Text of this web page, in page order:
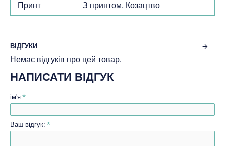
Принт З принтом, Козацтво
ВІДГУКИ
Немає відгуків про цей товар.
НАПИСАТИ ВІДГУК
ім'я
Ваш відгук: